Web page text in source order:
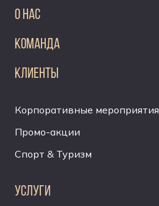
О НАС
КОМАНДА
КЛИЕНТЫ
Корпоративные мероприятия
Промо-акции
Спорт & Туризм
УСЛУГИ